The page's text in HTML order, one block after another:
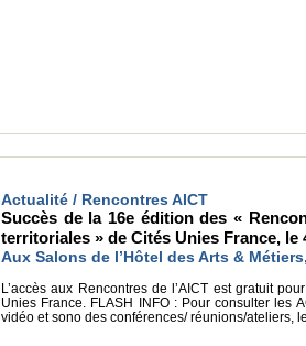
Actualité / Rencontres AICT
Succès de la 16e édition des «
territoriales » de Cités Unies France, le
Aux Salons de l’Hôtel des Arts &
L’accès aux Rencontres de l’AICT est gratuit
Unies France. FLASH INFO : Pour consulter les
vidéo et sono des conférences/ réunions/ateliers,